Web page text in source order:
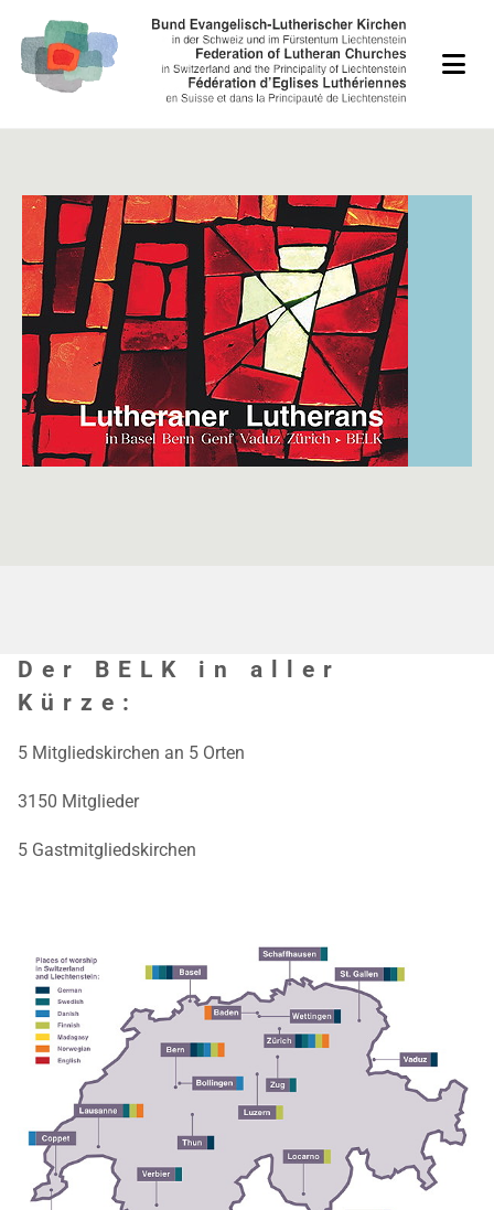
Der BELK in aller
Kürze:
5 Mitgliedskirchen an 5 Orten
3150 Mitglieder
5 Gastmitgliedskirchen